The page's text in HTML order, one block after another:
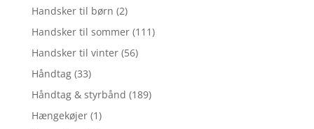
Handsker til børn (2)
Handsker til sommer (111)
Handsker til vinter (56)
Håndtag (33)
Håndtag & styrbånd (189)
Hængekøjer (1)